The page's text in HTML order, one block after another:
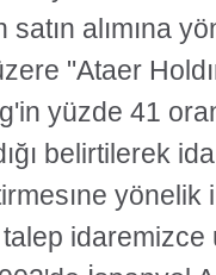
alımına
"Ataer
yüzde 41
belirtilerek
yönelik
idaremizce